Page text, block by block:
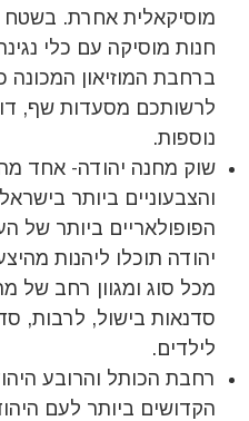
מוסיקאלית אחרת. בשטח
חנות מוסיקה עם כלי
ברחבת המוזיאון המכונה
לרשותכם מסעדות שף,
נוספות.
שוק מחנה יהודה- אחד
והצבעוניים ביותר
הפופולאריים ביותר של
יהודה תוכלו ליהנות
מכל סוג ומגוון רחב של
סדנאות בישול, לרבות,
לילדים.
רחבת הכותל והרובע
הקדושים ביותר לעם